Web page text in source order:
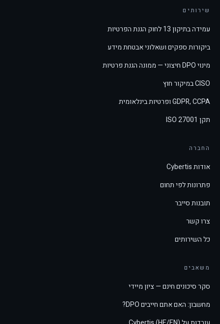
שירותים
עמידה בתיקון 13 לחוק הגנת הפרטיות
ביקורות ספקים ושאלוני אבטחת מידע
מינוי DPO חיצוני — ממונה הגנת פרטיות
CISO במיקור חוץ
GDPR, CCPA ופרטיות בינלאומית
תקן ISO 27001
החברה
אודות Cybertis
פתרונות לפי תחום
תובנות סייבר
צרו קשר
כל השירותים
משאבים
סקר סיכונים חינם — ציון מיידי
מחשבון: האם אתם חייבים DPO?